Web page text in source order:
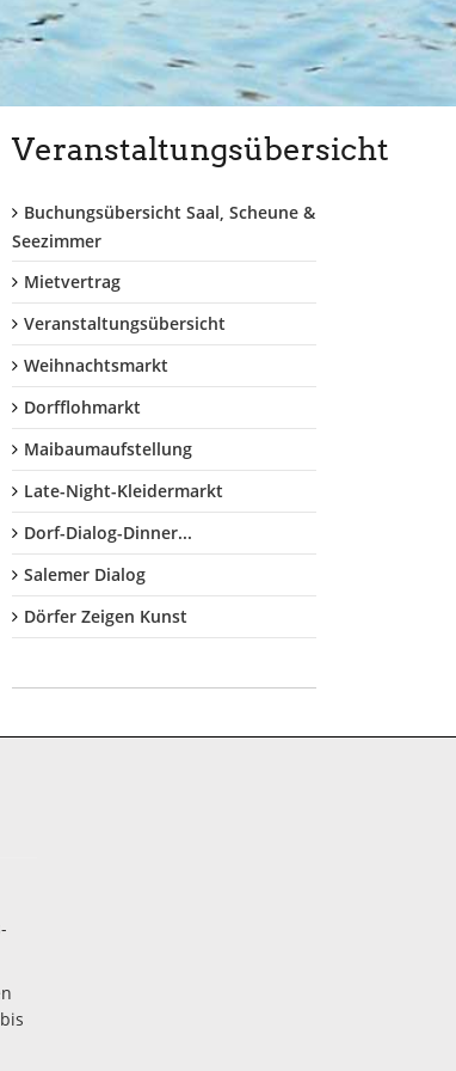
Veranstaltungsübersicht
Buchungsübersicht Saal, Scheune &
Seezimmer
Mietvertrag
Veranstaltungsübersicht
Weihnachtsmarkt
Dorfflohmarkt
Maibaumaufstellung
Late-Night-Kleidermarkt
Dorf-Dialog-Dinner...
Salemer Dialog
Dörfer Zeigen Kunst